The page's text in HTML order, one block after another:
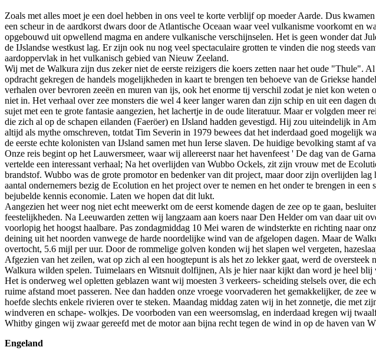
Zoals met alles moet je een doel hebben in ons veel te korte verblijf op moeder Aarde. Dus
een scheur in de aardkorst dwars door de Atlantische Oceaan waar veel vulkanisme voorkomt en
opgebouwd uit opwellend magma en andere vulkanische verschijnselen. Het is geen wonder dat
de IJslandse westkust lag. Er zijn ook nu nog veel spectaculaire grotten te vinden die nog steeds
aardoppervlak in het vulkanisch gebied van Nieuw Zeeland.
Wij met de Walkura zijn dus zeker niet de eerste reizigers die koers zetten naar het oude "Thule".
opdracht gekregen de handels mogelijkheden in kaart te brengen ten behoeve van de Griekse
verhalen over bevroren zeeën en muren van ijs, ook het enorme tij verschil zodat je niet kon
niet in. Het verhaal over zee monsters die wel 4 keer langer waren dan zijn schip en uit een
sujet met een te grote fantasie aangezien, het lachertje in de oude literatuur. Maar er volgden
die zich al op de schapen eilanden (Faeröer) en IJsland hadden gevestigd. Hij zou uiteindelijk in
altijd als mythe omschreven, totdat Tim Severin in 1979 bewees dat het inderdaad goed mogelijk
de eerste echte kolonisten van IJsland samen met hun Ierse slaven. De huidige bevolking stamt af
Onze reis begint op het Lauwersmeer, waar wij allereerst naar het havenfeest ' De dag van de
vertelde een interessant verhaal; Na het overlijden van Wubbo Ockels, zit zijn vrouw met de
brandstof. Wubbo was de grote promotor en bedenker van dit project, maar door zijn overlijden
aantal ondernemers bezig de Ecolution en het project over te nemen en het onder te brengen in
bejubelde kennis economie. Laten we hopen dat dit lukt.
Aangezien het weer nog niet echt meewerkt om de eerst komende dagen de zee op te gaan,
feestelijkheden. Na Leeuwarden zetten wij langzaam aan koers naar Den Helder om van daar uit
voorlopig het hoogst haalbare. Pas zondagmiddag 10 Mei waren de windsterkte en richting naar
deining uit het noorden vanwege de harde noordelijke wind van de afgelopen dagen. Maar de
overtocht, 5.6 mijl per uur. Door de rommelige golven konden wij het slapen wel vergeten,
Afgezien van het zeilen, wat op zich al een hoogtepunt is als het zo lekker gaat, werd de
Walkura wilden spelen. Tuimelaars en Witsnuit dolfijnen, Als je hier naar kijkt dan word je heel blij
Het is onderweg wel opletten geblazen want wij moesten 3 verkeers- scheiding stelsels over, die
ruime afstand moet passeren. Nee dan hadden onze vroege voorvaderen het gemakkelijker, de
hoefde slechts enkele rivieren over te steken. Maandag middag zaten wij in het zonnetje, die met
windveren en schape- wolkjes. De voorboden van een weersomslag, en inderdaad kregen wij
Whitby gingen wij zwaar gereefd met de motor aan bijna recht tegen de wind in op de haven van
Engeland